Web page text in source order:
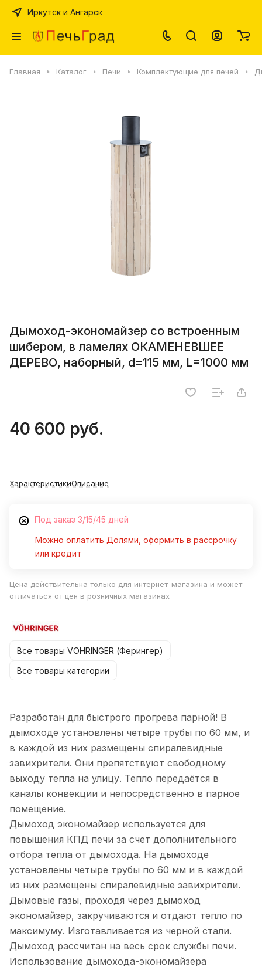
Иркутск и Ангарск
Главная Каталог Печи Комплектующие для печей
Дымоход-экономайзер со встроенным
шибером, в ламелях ОКАМЕНЕВШЕЕ
ДЕРЕВО, наборный, d=115 мм, L=1000 мм
40 600 руб.
ХарактеристикиОписание
Под заказ 3/15/45 дней
Можно оплатить Долями, оформить в рассрочку
или кредит
Цена действительна только для интернет-магазина и может
отличаться от цен в розничных магазинах
Все товары VOHRINGER (Ферингер)
Все товары категории
Разработан для быстрого прогрева парной! В
дымоходе установлены четыре трубы по 60 мм, и
в каждой из них размещены спиралевидные
завихрители. Они препятствуют свободному
выходу тепла на улицу. Тепло передаётся в
каналы конвекции и непосредственно в парное
помещение.
Дымоход экономайзер используется для
повышения КПД печи за счет дополнительного
отбора тепла от дымохода. На дымоходе
установлены четыре трубы по 60 мм и в каждой
из них размещены спиралевидные завихрители.
Дымовые газы, проходя через дымоход
экономайзер, закручиваются и отдают тепло по
максимуму. Изготавливается из черной стали.
Дымоход рассчитан на весь срок службы печи.
Использование дымохода-экономайзера